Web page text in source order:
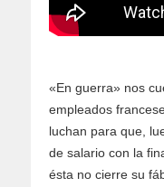
«En guerra» nos
empleados
luchan para que,
de salario con la
ésta no cierre su